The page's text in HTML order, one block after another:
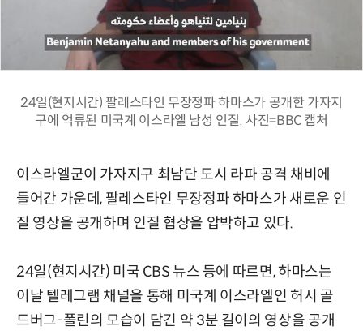
24일(현지시간) 팔레스타인 무장정파 하마스가 공개한 가자지
구에 억류된 미국계 이스라엘 남성 인질. 사진=BBC 캡처
이스라엘군이 가자지구 최남단 도시 라파 공격 채비에
들어간 가운데, 팔레스타인 무장정파 하마스가 새로운 인
질 영상을 공개하며 인질 협상을 압박하고 있다.
24일(현지시간) 미국 CBS 뉴스 등에 따르면, 하마스는
이날 텔레그램 채널을 통해 미국계 이스라엘인 허시 골
드버그-폴린의 모습이 담긴 약 3분 길이의 영상을 공개